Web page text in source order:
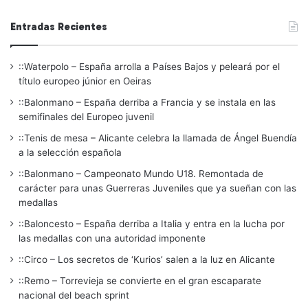
Entradas Recientes
::Waterpolo – España arrolla a Países Bajos y peleará por el
título europeo júnior en Oeiras
::Balonmano – España derriba a Francia y se instala en las
semifinales del Europeo juvenil
::Tenis de mesa – Alicante celebra la llamada de Ángel Buendía
a la selección española
::Balonmano – Campeonato Mundo U18. Remontada de
carácter para unas Guerreras Juveniles que ya sueñan con las
medallas
::Baloncesto – España derriba a Italia y entra en la lucha por
las medallas con una autoridad imponente
::Circo – Los secretos de ‘Kurios’ salen a la luz en Alicante
::Remo – Torrevieja se convierte en el gran escaparate
nacional del beach sprint